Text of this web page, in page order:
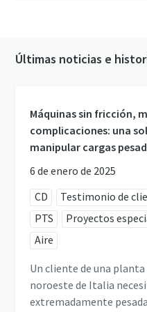
Últimas noticias e
Máquinas sin fricción,
complicaciones: una
manipular cargas
6 de enero de 2025
CD
Testimonio de
PTS
Proyectos
Aire
Un cliente de una
noroeste de Italia
extremadamente